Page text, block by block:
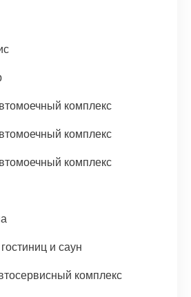
комплекс
комплекс
комплекс
и саун
комплекс